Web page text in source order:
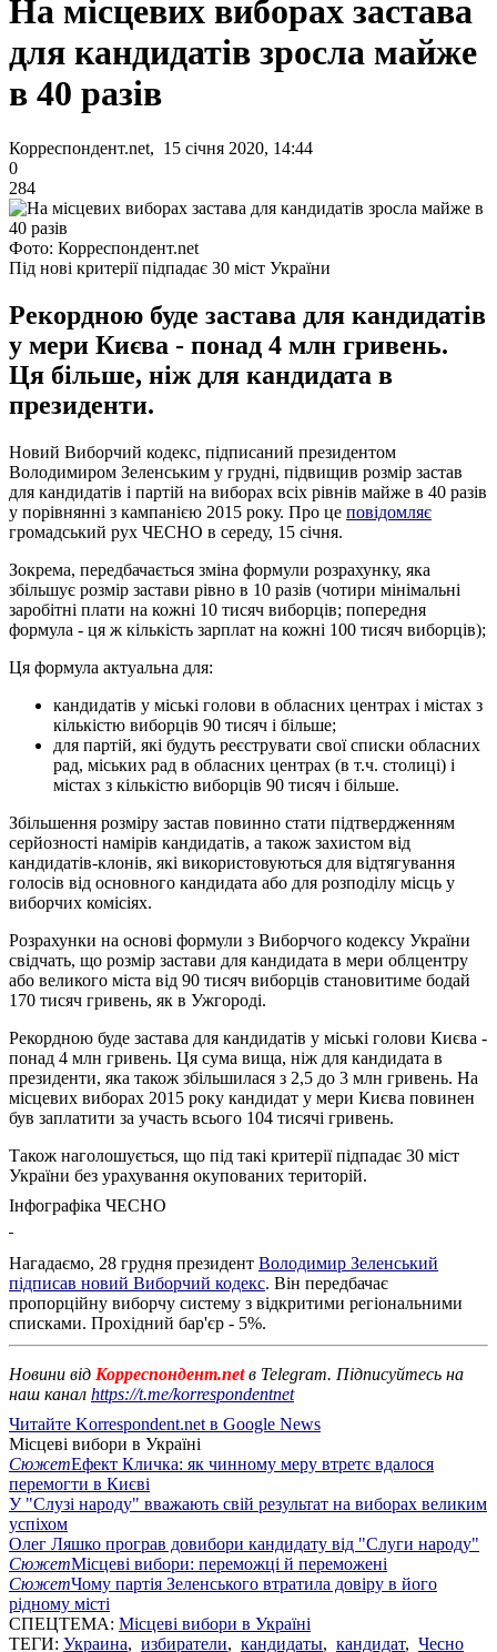
На місцевих виборах застава
для кандидатів зросла майже
в 40 разів
Корреспондент.net, 15 січня 2020, 14:44
0
284
Фото: Корреспондент.net
Під нові критерії підпадає 30 міст України
Рекордною буде застава для кандидатів
у мери Києва - понад 4 млн гривень.
Ця більше, ніж для кандидата в
президенти.
Новий Виборчий кодекс, підписаний президентом
Володимиром Зеленським у грудні, підвищив розмір застав
для кандидатів і партій на виборах всіх рівнів майже в 40 разів
у порівнянні з кампанією 2015 року. Про це повідомляє
громадський рух ЧЕСНО в середу, 15 січня.
Зокрема, передбачається зміна формули розрахунку, яка
збільшує розмір застави рівно в 10 разів (чотири мінімальні
заробітні плати на кожні 10 тисяч виборців; попередня
формула - ця ж кількість зарплат на кожні 100 тисяч виборців);
Ця формула актуальна для:
кандидатів у міські голови в обласних центрах і містах з
кількістю виборців 90 тисяч і більше;
для партій, які будуть реєструвати свої списки обласних
рад, міських рад в обласних центрах (в т.ч. столиці) і
містах з кількістю виборців 90 тисяч і більше.
Збільшення розміру застав повинно стати підтвердженням
серйозності намірів кандидатів, а також захистом від
кандидатів-клонів, які використовуються для відтягування
голосів від основного кандидата або для розподілу місць у
виборчих комісіях.
Розрахунки на основі формули з Виборчого кодексу України
свідчать, що розмір застави для кандидата в мери облцентру
або великого міста від 90 тисяч виборців становитиме бодай
170 тисяч гривень, як в Ужгороді.
Рекордною буде застава для кандидатів у міські голови Києва -
понад 4 млн гривень. Ця сума вища, ніж для кандидата в
президенти, яка також збільшилася з 2,5 до 3 млн гривень. На
місцевих виборах 2015 року кандидат у мери Києва повинен
був заплатити за участь всього 104 тисячі гривень.
Також наголошується, що під такі критерії підпадає 30 міст
України без урахування окупованих територій.
Інфографіка ЧЕСНО
Нагадаємо, 28 грудня президент Володимир Зеленський
підписав новий Виборчий кодекс. Він передбачає
пропорційну виборчу систему з відкритими регіональними
списками. Прохідний бар'єр - 5%.
Новини від Корреспондент.netв Telegram. Підписуйтесь на
наш канал https://t.me/korrespondentnet
Читайте Korrespondent.net в Google News
Місцеві вибори в Україні
СюжетЕфект Кличка: як чинному меру втретє вдалося
перемогти в Києві
У "Слузі народу" вважають свій результат на виборах великим
успіхом
Олег Ляшко програв довибори кандидату від "Слуги народу"
СюжетМісцеві вибори: переможці й переможені
СюжетЧому партія Зеленського втратила довіру в його
рідному місті
СПЕЦТЕМА: Місцеві вибори в Україні
ТЕГИ: Украина, избиратели, кандидаты, кандидат, Чесно